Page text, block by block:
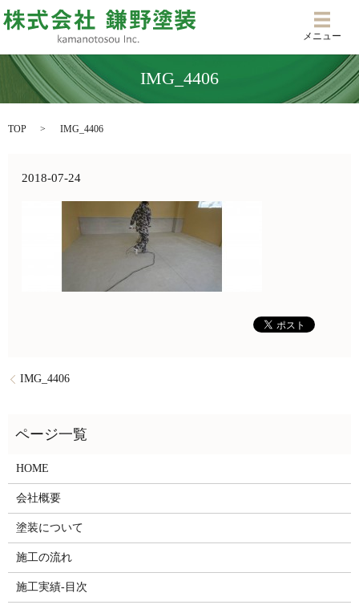
メニ
メニュー
IMG_4406
TOP IMG_4406
2018-07-24
IMG_4406
HOME
会社概要
塗装について
施工の流れ
施工実績-目次